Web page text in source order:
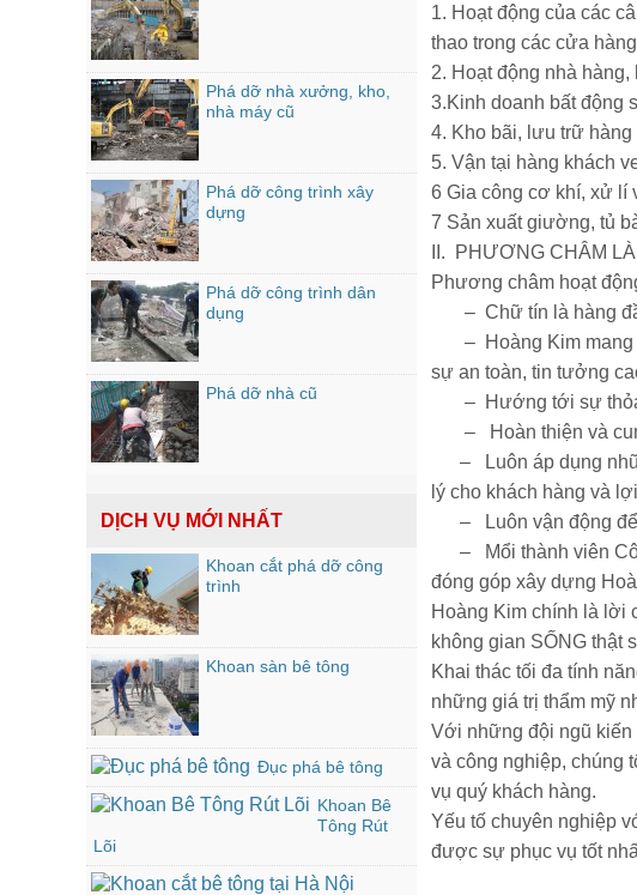
Phá dỡ nhà xưởng, kho,
nhà máy cũ
Phá dỡ công trình xây
dựng
Phá dỡ công trình dân
dụng
Phá dỡ nhà cũ
DỊCH VỤ MỚI NHẤT
Khoan cắt phá dỡ công
trình
Khoan sàn bê tông
Đục phá bê tông
Khoan Bê
Tông Rút
Lõi
1. Hoạt động của các
thao trong các cửa
2. Hoạt động nhà
3.Kinh doanh bất động
4. Kho bãi, lưu trữ hàng
5. Vận tại hàng khách
6 Gia công cơ khí, xử lí
7 Sản xuất giường, tủ
II. PHƯƠNG CHÂM
Phương châm hoạt
– Chữ tín là hàng
– Hoàng Kim mang
sự an toàn, tin tưởng
– Hướng tới sự thỏa
– Hoàn thiện và cung
– Luôn áp dụng
lý cho khách hàng và
– Luôn vận động để
– Mổi thành viên
đóng góp xây dựng
Hoàng Kim chính là lời
không gian SỐNG thật
Khai thác tối đa tính
những giá trị thẩm mỹ
Với những đội ngũ kiến
và công nghiệp, chúng
vụ quý khách hàng.
Yếu tố chuyên nghiệp
được sự phục vụ tốt